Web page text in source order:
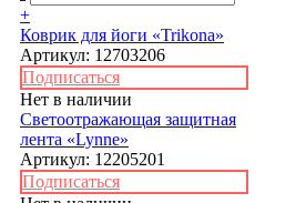
+
Коврик для йоги «Trikona»
Артикул: 12703206
Подписаться
Нет в наличии
Светоотражающая защитная
лента «Lynne»
Артикул: 12205201
Подписаться